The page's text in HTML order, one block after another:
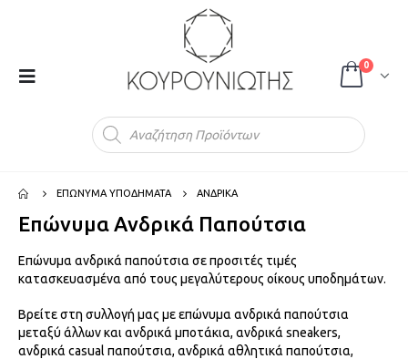
0
ΕΠΩΝΥΜΑ ΥΠΟΔΗΜΑΤΑ ΑΝΔΡΙΚΑ
Επώνυμα Ανδρικά Παπούτσια
Επώνυμα ανδρικά παπούτσια σε προσιτές τιμές
κατασκευασμένα από τους μεγαλύτερους οίκους υποδημάτων.
Βρείτε στη συλλογή μας με επώνυμα ανδρικά παπούτσια
μεταξύ άλλων και ανδρικά μποτάκια, ανδρικά sneakers,
ανδρικά casual παπούτσια, ανδρικά αθλητικά παπούτσια,